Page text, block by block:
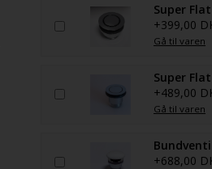
Super
+399,00
Gå til varen
Super
+489,00
Gå til varen
+688,00